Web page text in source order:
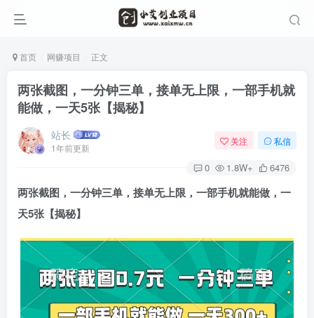
首页 网赚项目 正文
两张截图，一分钟三单，接单无上限，一部手机就
能做，一天5张【揭秘】
站长
1年前更新
关注 私信
0 1.8W+ 6476
两张截图，一分钟三单，接单无上限，一部手机就能做，一
天5张【揭秘】